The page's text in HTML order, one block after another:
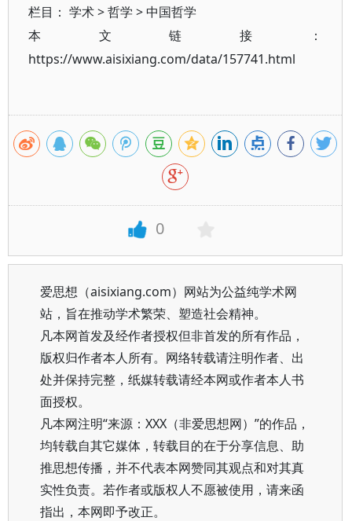
栏目： 学术>哲学 >中国哲学
本文链接：
https://www.aisixiang.com/data/157741.html
0
爱思想（aisixiang.com）网站为公益纯学术网
站，旨在推动学术繁荣、塑造社会精神。
凡本网首发及经作者授权但非首发的所有作品，
版权归作者本人所有。网络转载请注明作者、出
处并保持完整，纸媒转载请经本网或作者本人书
面授权。
凡本网注明“来源：XXX（非爱思想网）”的作品，
均转载自其它媒体，转载目的在于分享信息、助
推思想传播，并不代表本网赞同其观点和对其真
实性负责。若作者或版权人不愿被使用，请来函
指出，本网即予改正。